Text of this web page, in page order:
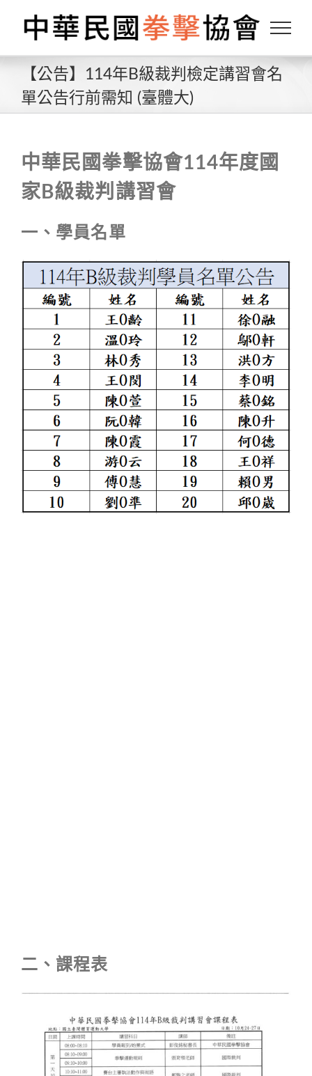
content
【公告】114年B級裁判檢定講習會名
單公告行前需知 (臺體大)
中華民國拳擊協會114年度國
家B級裁判講習會
一、學員名單
二、課程表